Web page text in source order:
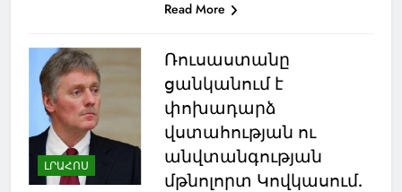
Read More
ԼՐԱՀՈՍ
Ռուսաստանը
ցանկանում է
փոխադարձ
վստահության ու
անվտանգության
մթնոլորտ Կովկասում.